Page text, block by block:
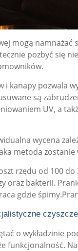
mogą
pozbyć się
kanapy pozwala
są
UV, a
wycena
metoda
rzędu od 100
bakterii.
gdzie
o wykładzinie